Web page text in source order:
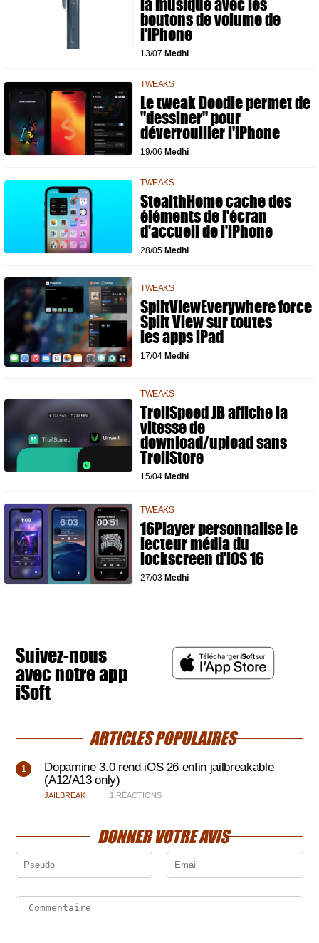
la musique avec les
boutons de volume de
l'iPhone
13/07 Medhi
TWEAKS
Le tweak Doodle permet de
"dessiner" pour
déverrouiller l'iPhone
19/06 Medhi
TWEAKS
StealthHome cache des
éléments de l'écran
d'accueil de l'iPhone
28/05 Medhi
TWEAKS
SplitViewEverywhere force
Split View sur toutes
les apps iPad
17/04 Medhi
TWEAKS
TrollSpeed JB affiche la
vitesse de
download/upload sans
TrollStore
15/04 Medhi
TWEAKS
16Player personnalise le
lecteur média du
lockscreen d'iOS 16
27/03 Medhi
Suivez-nous
avec notre app
iSoft
ARTICLES POPULAIRES
Dopamine 3.0 rend iOS 26 enfin jailbreakable
(A12/A13 only)
JAILBREAK 1 RÉACTIONS
DONNER VOTRE AVIS